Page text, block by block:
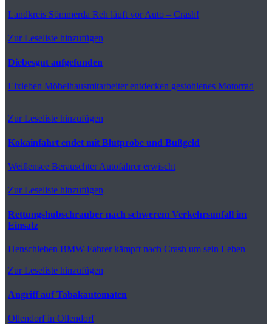
Landkreis Sömmerda Reh läuft vor Auto – Crash!
Zur Leseliste hinzufügen
Diebesgut aufgefunden
Elxleben Möbelhausmitarbeiter entdecken gestohlenes Motorrad
Zur Leseliste hinzufügen
Kokainfahrt endet mit Blutprobe und Bußgeld
Weißensee Berauschter Autofahrer erwischt
Zur Leseliste hinzufügen
Rettungshubschrauber nach schwerem Verkehrsunfall im
Einsatz
Henschleben BMW-Fahrer kämpft nach Crash um sein Leben
Zur Leseliste hinzufügen
Angriff auf Tabakautomaten
Ollendorfin Ollendorf